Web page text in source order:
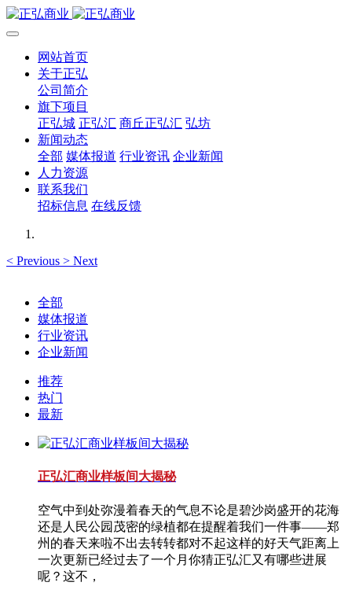
网站首页
关于正弘
公司简介
旗下项目
正弘城 正弘汇 商丘正弘汇 弘坊
新闻动态
全部 媒体报道 行业资讯 企业新闻
人力资源
联系我们
招标信息 在线反馈
< Previous > Next
全部
媒体报道
行业资讯
企业新闻
推荐
热门
最新
正弘汇商业样板间大揭秘
空气中到处弥漫着春天的气息不论是碧沙岗盛开的花海
还是人民公园茂密的绿植都在提醒着我们一件事——郑
州的春天来啦不出去转转都对不起这样的好天气距离上
一次更新已经过去了一个月你猜正弘汇又有哪些进展
呢？这不，